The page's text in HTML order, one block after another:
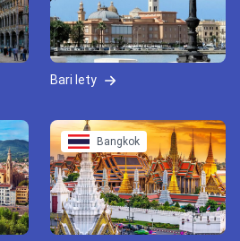
Bari lety
Bangkok